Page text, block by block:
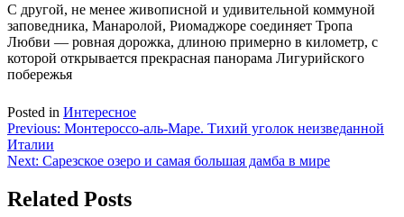
С другой, не менее живописной и удивительной коммуной
заповедника, Манаролой, Риомаджоре соединяет Тропа
Любви — ровная дорожка, длиною примерно в километр, с
которой открывается прекрасная панорама Лигурийского
побережья
Posted in Интересное
Навигация
по
Previous: Монтероссо-аль-Маре. Тихий уголок неизведанной
Италии
Next: Сарезское озеро и самая большая дамба в мире
Related Posts